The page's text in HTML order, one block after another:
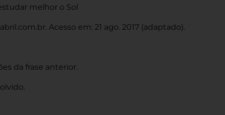
melhor o Sol
Acesso em: 21 ago. 2017 (adaptado).
da frase anterior.